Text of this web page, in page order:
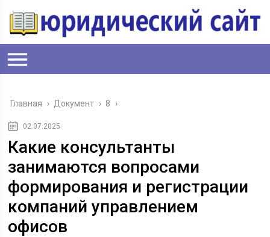
Главная › Документ › 8 ›
02.07.2025
Какие консультанты
занимаются вопросами
формирования и регистрации
компаний управлением
офисов